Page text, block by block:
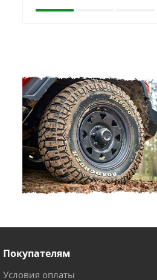
Покупателям
Условия оплаты